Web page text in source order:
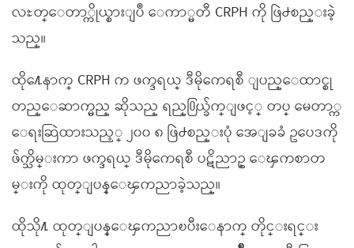
လႊတ္ေတာ္ကိုယ္စားျပဳ ေကာ္မတီ CRPH ကို ဖြဲ႕စည္းခဲ့
သည္။
ထို႔ေနာက္ CRPH က ဖက္ဒရယ္ ဒီမိုကေရစီ ျပည္ေထာင္စု
တည္ေဆာက္မည္ ဆိုသည္ ရည္႐ြယ္ခ်က္ျဖင့္ တပ္ မေတာ္က
ေရးဆြဲထားသည့္ ၂၀၀ ၈ ဖြဲ႕စည္းပုံ အေျခခံ ဥပေဒကို
ဖ်က္သိမ္းကာ ဖက္ဒရယ္ ဒီမိုကေရစီ ပဋိညာဥ္ ေၾကစာတ
မ္းကို ထုတ္ျပန္ေၾကညာခဲ့သည္။
ထိုသို႔ ထုတ္ျပန္ေၾကညာၿပီးေနာက္ တိုင္းရင္း